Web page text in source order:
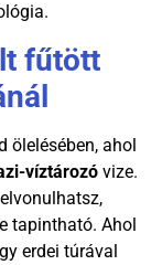
fűtött
ölelésében, ahol
víztározó vize.
tapintható. Ahol
erdei túrával